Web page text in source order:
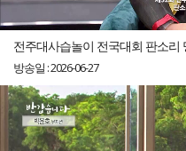
전주대사습놀이 전국대회 판소리
방송일 : 2026-06-27